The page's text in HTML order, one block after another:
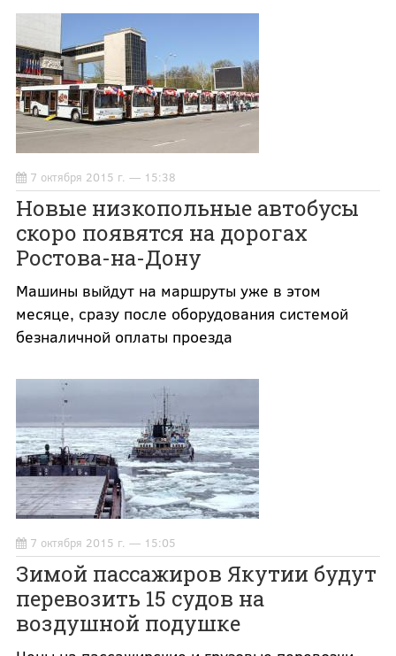
7 октября 2015 г. — 15:38
Новые низкопольные автобусы
скоро появятся на дорогах
Ростова-на-Дону
Машины выйдут на маршруты уже в этом
месяце, сразу после оборудования системой
безналичной оплаты проезда
7 октября 2015 г. — 15:05
Зимой пассажиров Якутии будут
перевозить 15 судов на
воздушной подушке